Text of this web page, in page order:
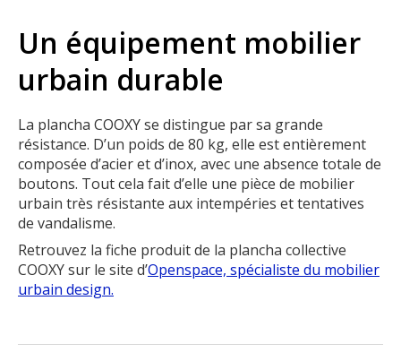
Un équipement mobilier
urbain durable
La plancha COOXY se distingue par sa grande
résistance. D’un poids de 80 kg, elle est entièrement
composée d’acier et d’inox, avec une absence totale de
boutons. Tout cela fait d’elle une pièce de mobilier
urbain très résistante aux intempéries et tentatives
de vandalisme.
Retrouvez la fiche produit de la plancha collective
COOXY sur le site d’Openspace, spécialiste du mobilier
urbain design.